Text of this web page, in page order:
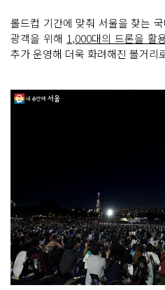
롤드컵 기간에 맞춰 서울을 찾는
광객을 위해 1,000대의 드론을 활
추가 운영해 더욱 화려해진 볼거리